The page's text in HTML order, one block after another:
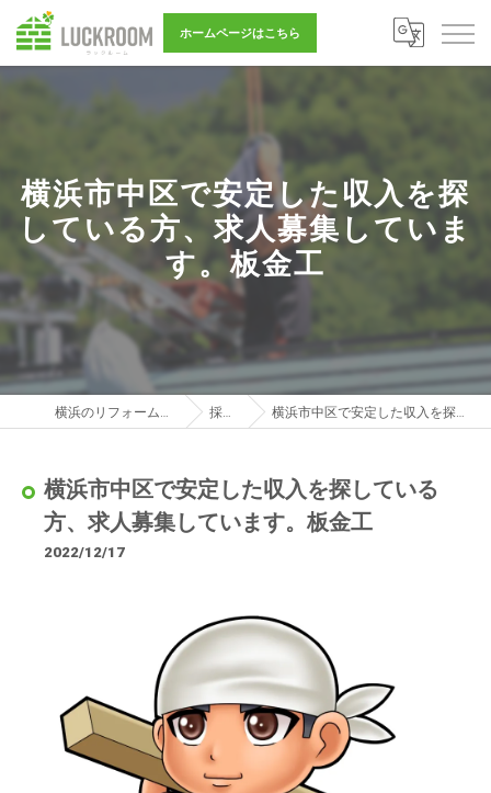
ホームページはこちら
横浜市中区で安定した収入を探
している方、求人募集していま
す。板金工
横浜のリフォーム営業は株式会社LUCKROOM 採用ブログ 横浜市中区で安定した収入を探している方、求人募集しています。板金工
横浜市中区で安定した収入を探している
方、求人募集しています。板金工
2022/12/17